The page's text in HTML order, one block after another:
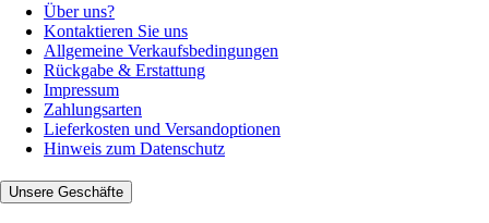
Über uns?
Kontaktieren Sie uns
Allgemeine Verkaufsbedingungen
Rückgabe & Erstattung
Impressum
Zahlungsarten
Lieferkosten und Versandoptionen
Hinweis zum Datenschutz
Unsere Geschäfte